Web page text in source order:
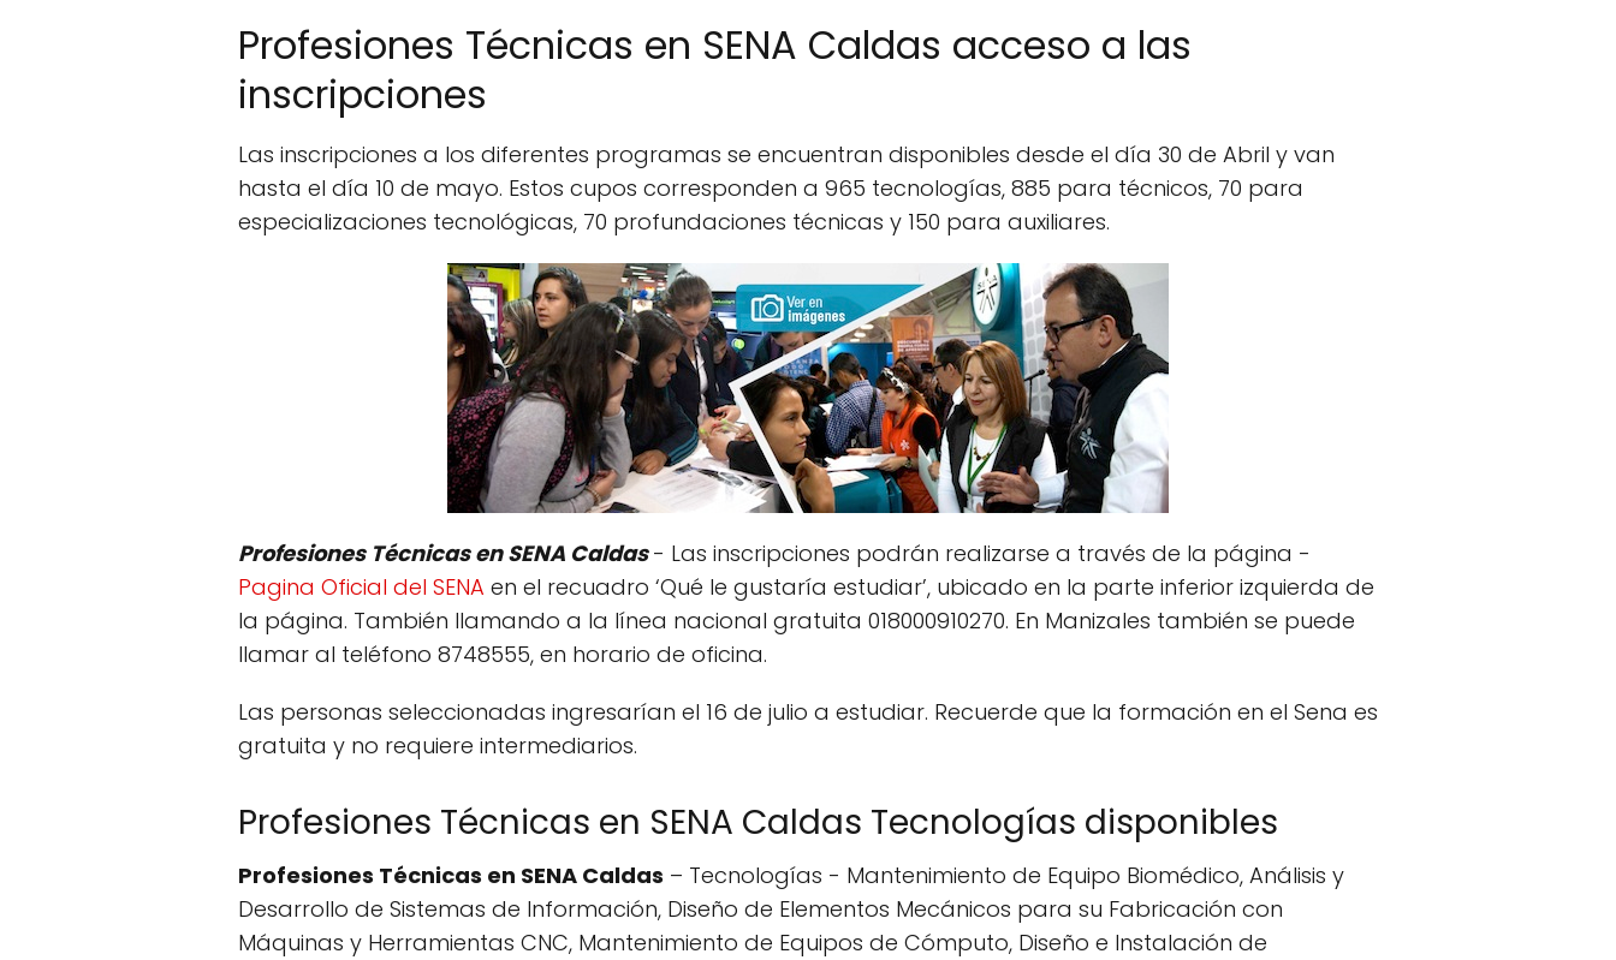
Profesiones Técnicas en SENA Caldas acceso a las
inscripciones
Las inscripciones a los diferentes programas se encuentran disponibles desde el día 30 de Abril y van
hasta el día 10 de mayo. Estos cupos corresponden a 965 tecnologías, 885 para técnicos, 70 para
especializaciones tecnológicas, 70 profundaciones técnicas y 150 para auxiliares.
Profesiones Técnicas en SENA Caldas - Las inscripciones podrán realizarse a través de la página -
Pagina Oficial del SENA en el recuadro ‘Qué le gustaría estudiar’, ubicado en la parte inferior izquierda de
la página. También llamando a la línea nacional gratuita 018000910270. En Manizales también se puede
llamar al teléfono 8748555, en horario de oficina.
Las personas seleccionadas ingresarían el 16 de julio a estudiar. Recuerde que la formación en el Sena es
gratuita y no requiere intermediarios.
Profesiones Técnicas en SENA Caldas Tecnologías disponibles
Profesiones Técnicas en SENA Caldas – Tecnologías - Mantenimiento de Equipo Biomédico, Análisis y
Desarrollo de Sistemas de Información, Diseño de Elementos Mecánicos para su Fabricación con
Máquinas y Herramientas CNC, Mantenimiento de Equipos de Cómputo, Diseño e Instalación de